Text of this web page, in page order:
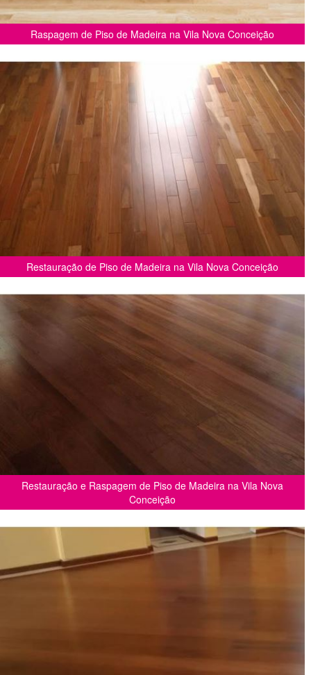
Raspagem de Piso de Madeira na Vila Nova Conceição
Restauração de Piso de Madeira na Vila Nova Conceição
Restauração e Raspagem de Piso de Madeira na Vila Nova
Conceição